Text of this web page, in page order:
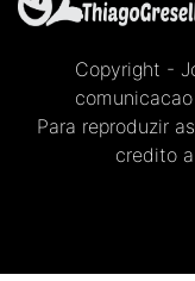
Copyright -
Para reproduzir
credito